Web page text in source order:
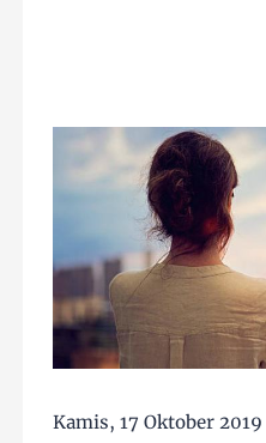
Kamis, 17 Oktober 2019